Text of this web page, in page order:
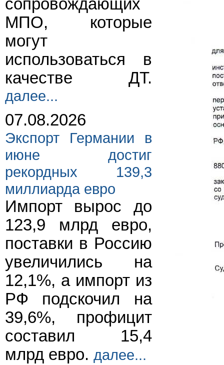
сопровождающих
МПО, которые
могут
использоваться в
качестве ДТ.
далее...
07.08.2026
Экспорт Германии в
июне достиг
рекордных 139,3
миллиарда евро
Импорт вырос до
123,9 млрд евро,
поставки в Россию
увеличились на
12,1%, а импорт из
РФ подскочил на
39,6%, профицит
составил 15,4
млрд евро. далее...